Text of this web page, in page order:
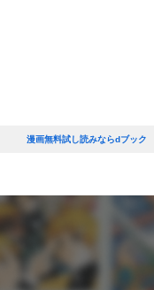
漫画無料試し読みならdブック